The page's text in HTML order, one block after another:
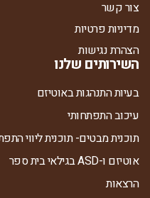
צור קשר
מדיניות פרטיות
הצהרת נגישות
השירותים שלנו
בעיות התנהגות באוטיזם
עיכוב התפתחותי
תוכנית מבטים- תוכנית ליווי
אוטיזם ו-ASD בגילאי בית ספר
הרצאות